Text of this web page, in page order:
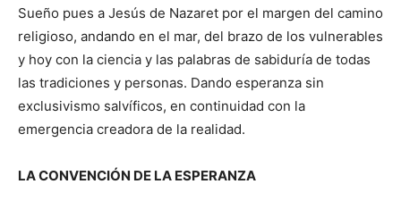
Sueño pues a Jesús de Nazaret por el margen del camino
religioso, andando en el mar, del brazo de los vulnerables
y hoy con la ciencia y las palabras de sabiduría de todas
las tradiciones y personas. Dando esperanza sin
exclusivismo salvíficos, en continuidad con la
emergencia creadora de la realidad.
LA CONVENCIÓN DE LA ESPERANZA